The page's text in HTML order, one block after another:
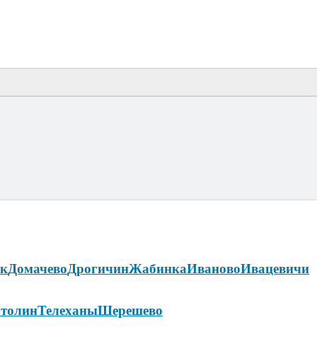
ДомачевоДрогичинЖабинкаИвановоИвацевичи
ТелеханыШерешево